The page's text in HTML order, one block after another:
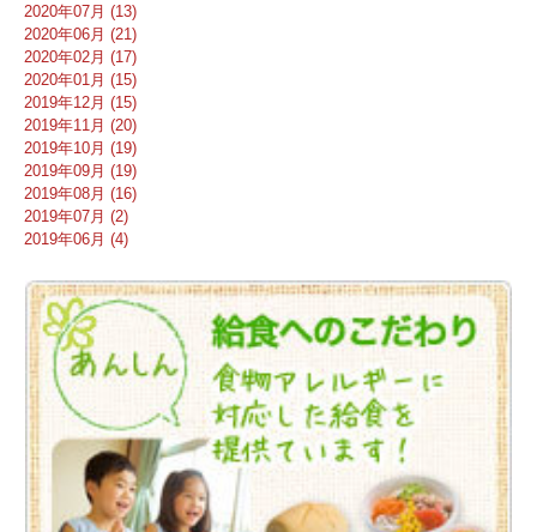
2020年07月 (13)
2020年06月 (21)
2020年02月 (17)
2020年01月 (15)
2019年12月 (15)
2019年11月 (20)
2019年10月 (19)
2019年09月 (19)
2019年08月 (16)
2019年07月 (2)
2019年06月 (4)